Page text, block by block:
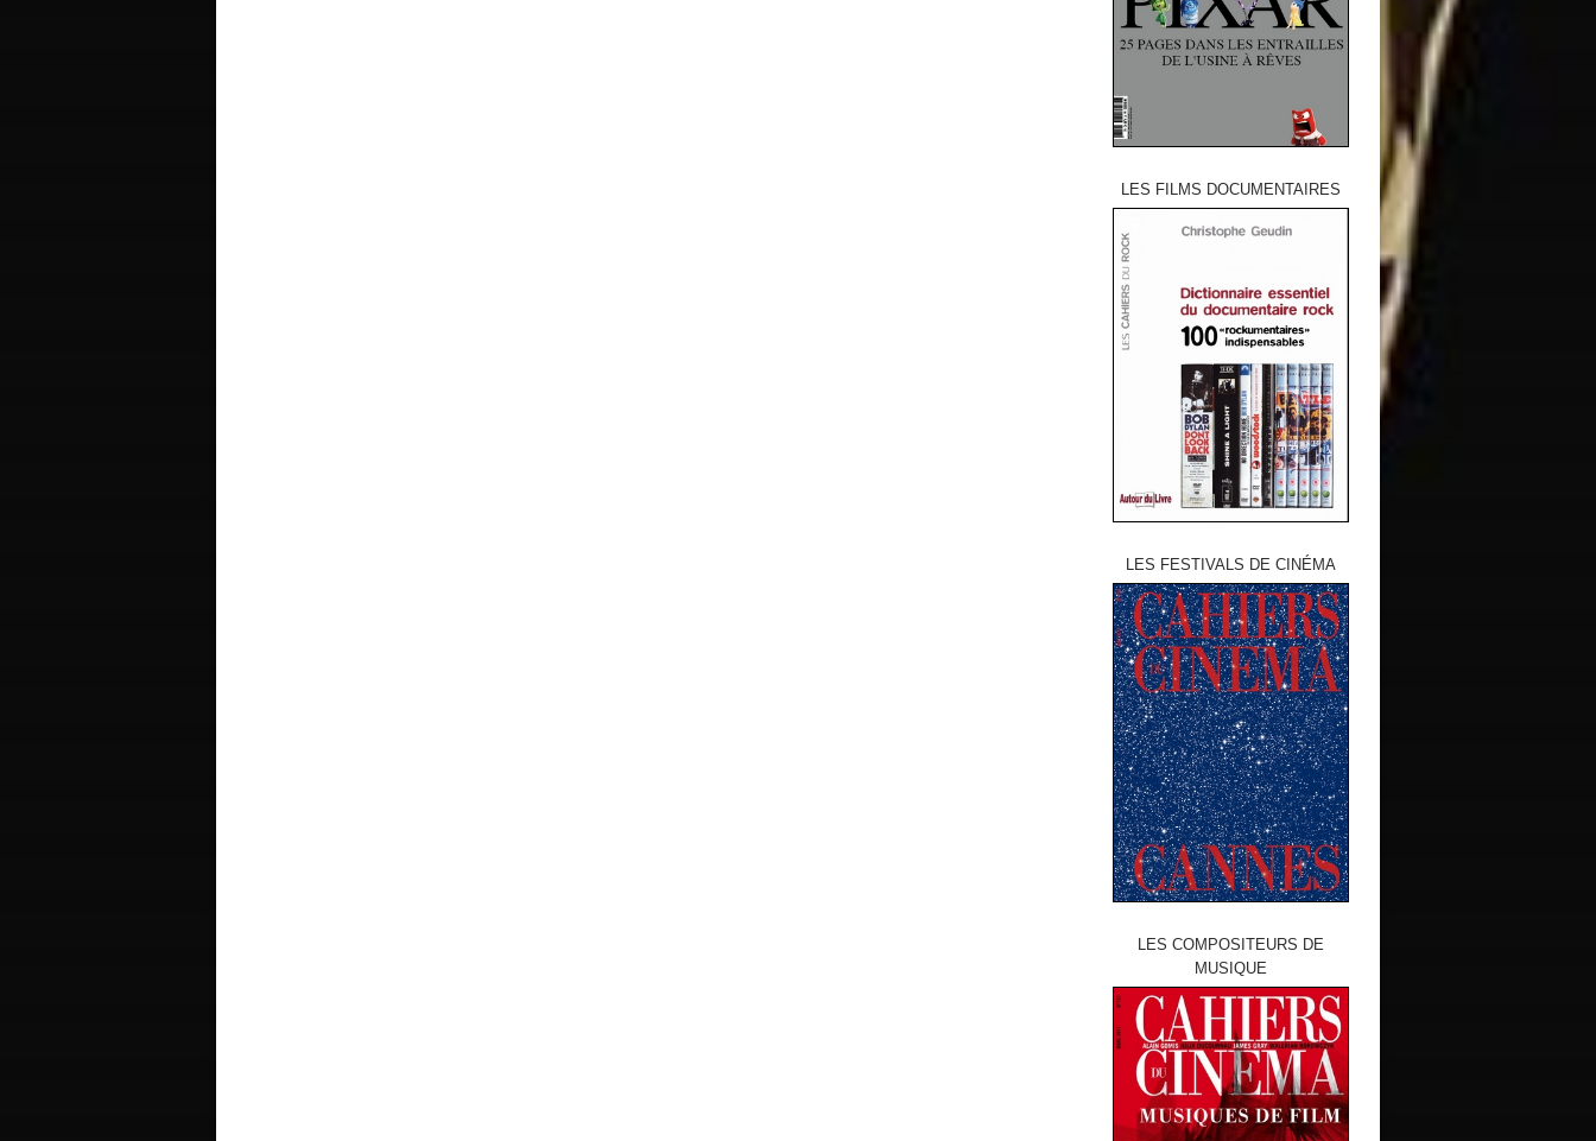
LES FILMS DOCUMENTAIRES
LES FESTIVALS DE CINÉMA
LES COMPOSITEURS DE
MUSIQUE